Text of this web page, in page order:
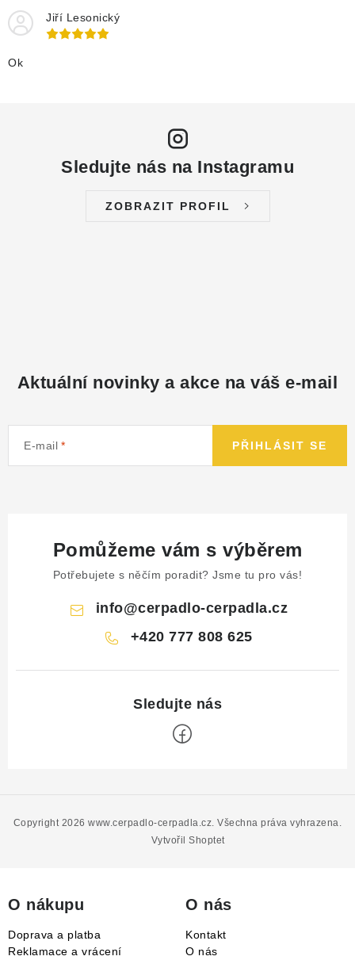
Jiří Lesonický
Ok
Sledujte nás na Instagramu
ZOBRAZIT PROFIL
Aktuální novinky a akce na váš e-mail
E-mail PŘIHLÁSIT SE
Pomůžeme vám s výběrem
Potřebujete s něčím poradit? Jsme tu pro vás!
info@cerpadlo-cerpadla.cz
+420 777 808 625
Vytvořil Shoptet
Copyright 2026www.cerpadlo-cerpadla.cz. Všechna práva vyhrazena.
O nákupu
Doprava a platba
Reklamace a vrácení
O nás
Kontakt
O nás